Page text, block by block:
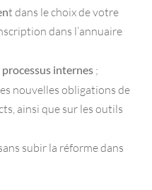
t dans le choix de votre
dans l’annuaire
internes ;
nouvelles obligations de
ainsi que sur les outils
subir la réforme dans